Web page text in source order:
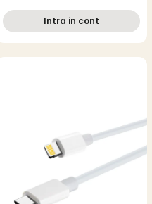
Intra in cont